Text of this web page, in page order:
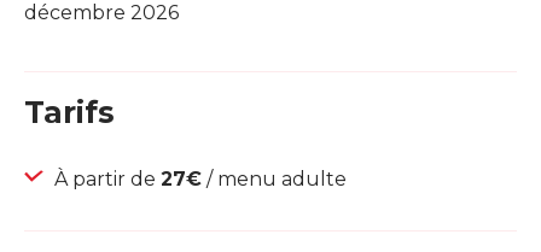
décembre 2026
Tarifs
À partir de 27€ / menu adulte